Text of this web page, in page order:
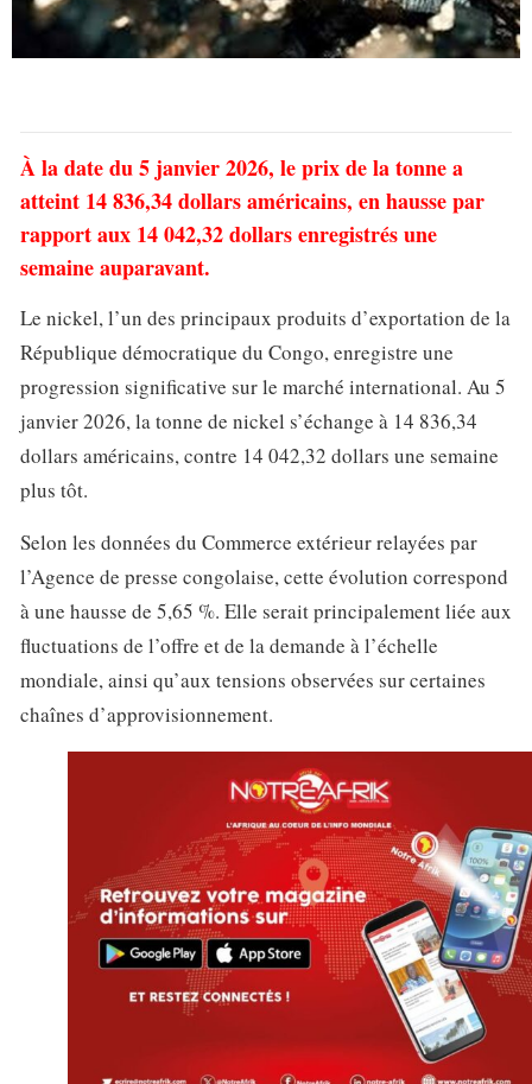
À la date du 5 janvier 2026, le prix de la tonne a
atteint 14 836,34 dollars américains, en hausse par
rapport aux 14 042,32 dollars enregistrés une
semaine auparavant.
Le nickel, l’un des principaux produits d’exportation de la
République démocratique du Congo, enregistre une
progression significative sur le marché international. Au 5
janvier 2026, la tonne de nickel s’échange à 14 836,34
dollars américains, contre 14 042,32 dollars une semaine
plus tôt.
Selon les données du Commerce extérieur relayées par
l’Agence de presse congolaise, cette évolution correspond
à une hausse de 5,65 %. Elle serait principalement liée aux
fluctuations de l’offre et de la demande à l’échelle
mondiale, ainsi qu’aux tensions observées sur certaines
chaînes d’approvisionnement.